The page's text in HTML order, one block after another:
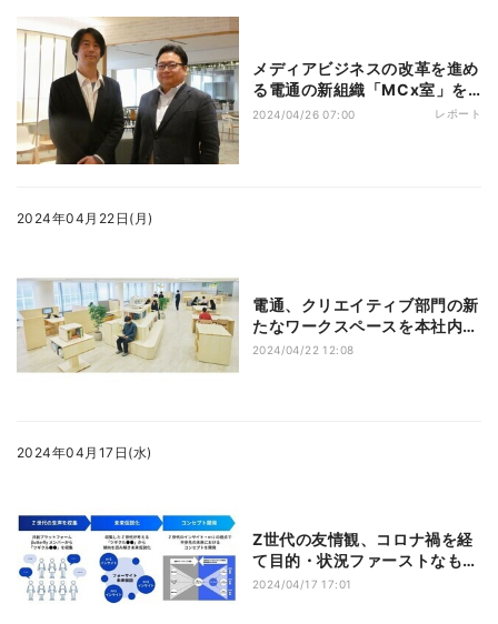
メディアビジネスの改革を進め
る電通の新組織「MCx室」を
徹底解剖
2024/04/26 07:00 レポート
2024年04月22日(月)
電通、クリエイティブ部門の新
たなワークスペースを本社内に
開設
2024/04/22 12:08
2024年04月17日(水)
Z世代の友情観、コロナ禍を経
て目的・状況ファーストなもの
へと変化- 電通が調査
2024/04/17 17:01